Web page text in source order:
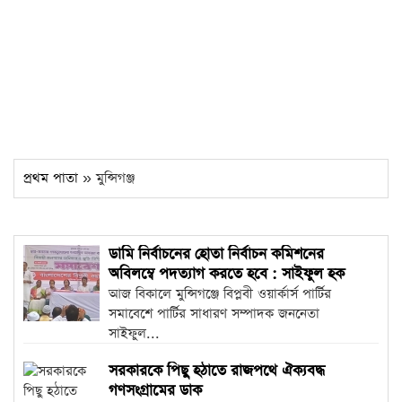
প্রথম পাতা » মুন্সিগঞ্জ
ডামি নির্বাচনের হোতা নির্বাচন কমিশনের
অবিলম্বে পদত্যাগ করতে হবে : সাইফুল হক
আজ বিকালে মুন্সিগঞ্জে বিপ্লবী ওয়ার্কার্স পার্টির
সমাবেশে পার্টির সাধারণ সম্পাদক জননেতা
সাইফুল...
সরকারকে পিছু হঠাতে রাজপথে ঐক্যবদ্ধ
গণসংগ্রামের ডাক